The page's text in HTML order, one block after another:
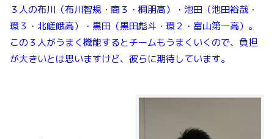
３人の布川（布川智規・商３・桐朋高）・池田（池田裕哉・
環３・北嵯峨高）・黒田（黒田彪斗・環２・富山第一高）。
この３人がうまく機能するとチームもうまくいくので、負担
が大きいとは思いますけど、彼らに期待しています。